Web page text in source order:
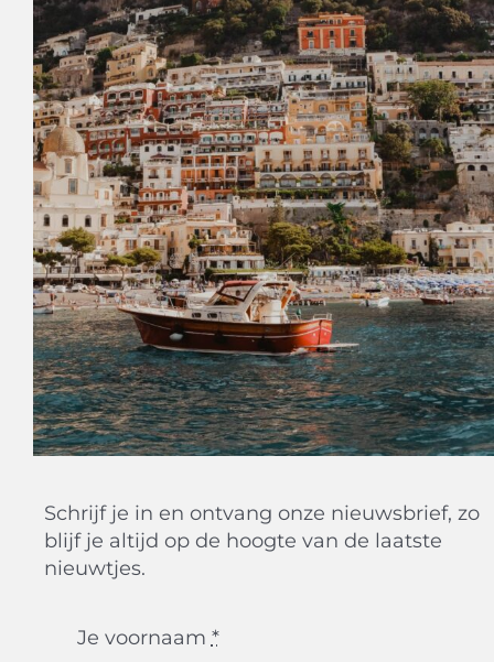
Schrijf je in en ontvang onze nieuwsbrief, zo
blijf je altijd op de hoogte van de laatste
nieuwtjes.
Je voornaam *